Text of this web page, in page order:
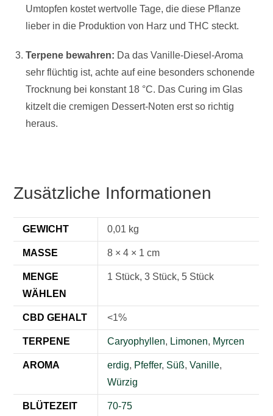
Umtopfen kostet wertvolle Tage, die diese Pflanze
lieber in die Produktion von Harz und THC steckt.
Terpene bewahren: Da das Vanille-Diesel-Aroma
sehr flüchtig ist, achte auf eine besonders schonende
Trocknung bei konstant 18 °C. Das Curing im Glas
kitzelt die cremigen Dessert-Noten erst so richtig
heraus.
Zusätzliche Informationen
GEWICHT 0,01 kg
MASSE 8 × 4 × 1 cm
MENGE
WÄHLEN
1 Stück, 3 Stück, 5 Stück
CBD GEHALT <1%
TERPENE Caryophyllen, Limonen, Myrcen
AROMA erdig, Pfeffer, Süß,Vanille,
Würzig
BLÜTEZEIT
70-75